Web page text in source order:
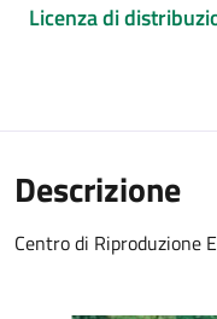
Licenza di
Descrizione
Centro di Riproduzione